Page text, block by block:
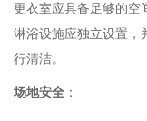
更衣室应具备足够的空
淋浴设施应独立设置，
行清洁。
场地安全 ：